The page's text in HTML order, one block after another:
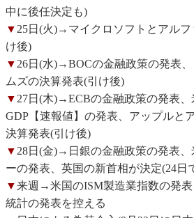
中に後任決定も)
▼25日(火)→マイクロソフトとアルフ
け後)
▼26日(水)→BOCの金融政策の発表
ムズの決算発表(引け後)
▼27日(木)→ECBの金融政策の発表、
GDP【速報値】の発表、アップルと
決算発表(引け後)
▼28日(金)→日銀の金融政策の発表、
ーの発表、英国の新首相が決定(24日
▼来週→米国のISM製造業指数の発表
統計の発表を控える